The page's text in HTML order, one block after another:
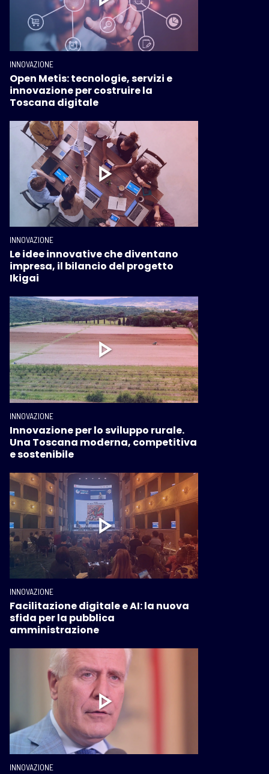
INNOVAZIONE
Open Metis: tecnologie, servizi e
innovazione per costruire la
Toscana digitale
INNOVAZIONE
Le idee innovative che diventano
impresa, il bilancio del progetto
Ikigai
INNOVAZIONE
Innovazione per lo sviluppo rurale.
Una Toscana moderna, competitiva
e sostenibile
INNOVAZIONE
Facilitazione digitale e AI: la nuova
sfida per la pubblica
amministrazione
INNOVAZIONE